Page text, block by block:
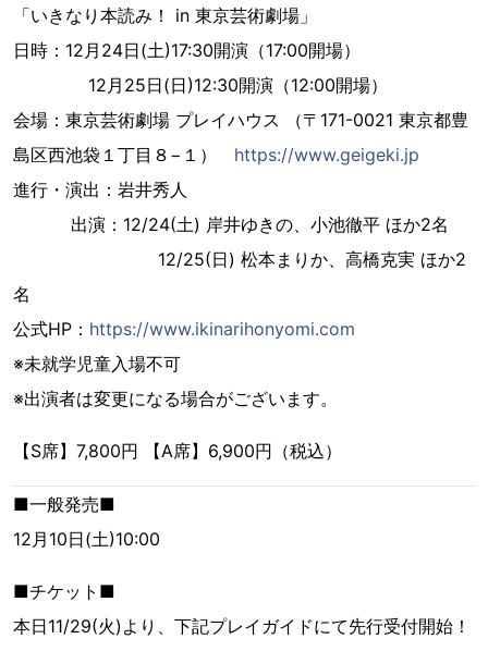
「いきなり本読み！ in 東京芸術劇場」
日時：12月24日(土)17:30開演（17:00開場）
12月25日(日)12:30開演（12:00開場）
会場：東京芸術劇場 プレイハウス （〒171-0021 東京都豊
島区西池袋１丁目８−１） https://www.geigeki.jp
進行・演出：岩井秀人
出演：12/24(土) 岸井ゆきの、小池徹平 ほか2名
12/25(日) 松本まりか、高橋克実 ほか2
名
公式HP： https://www.ikinarihonyomi.com
※未就学児童入場不可
※出演者は変更になる場合がございます。
【S席】7,800円 【A席】6,900円（税込）
■一般発売■
12月10日(土)10:00
■チケット■
本日11/29(火)より、下記プレイガイドにて先行受付開始！